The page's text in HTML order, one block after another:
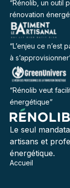
“Rénolib, un outil
rénovation
“L’enjeu ce n’est
à
“Rénolib veut
énergétique”
Le seul
artisans et
énergétique.
Accueil